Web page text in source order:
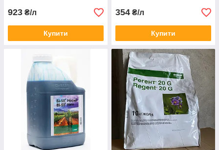
923 ₴/л
Купити
354 ₴/л
Купити